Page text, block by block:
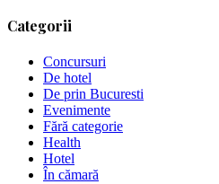
Categorii
Concursuri
De hotel
De prin Bucuresti
Evenimente
Fără categorie
Health
Hotel
În cămară